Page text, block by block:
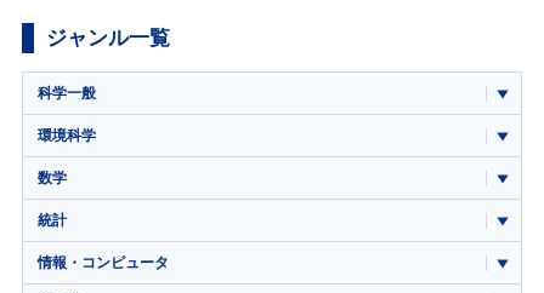
ジャンル一覧
科学一般
環境科学
数学
統計
情報・コンピュータ